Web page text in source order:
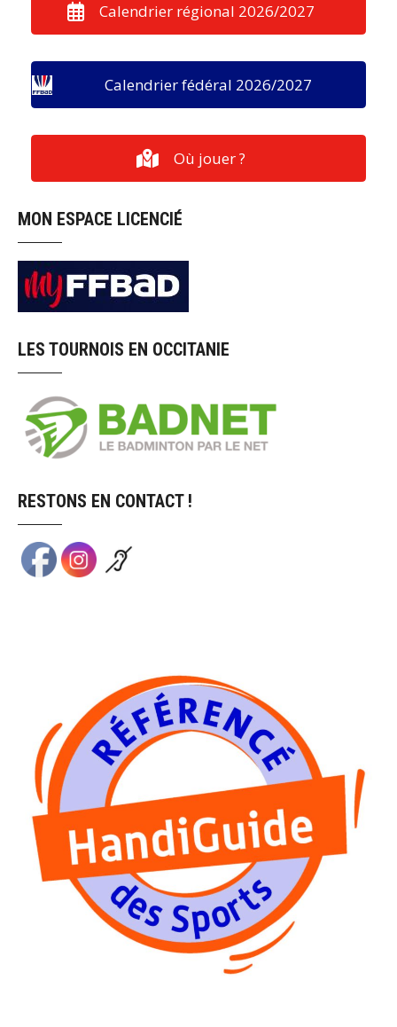
Calendrier régional 2026/2027
Calendrier fédéral 2026/2027
Où jouer ?
MON ESPACE LICENCIÉ
LES TOURNOIS EN OCCITANIE
RESTONS EN CONTACT !